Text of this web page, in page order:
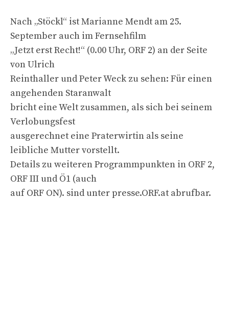
Nach „Stöckl“ ist Marianne Mendt am 25.
September auch im Fernsehfilm
„Jetzt erst Recht!“ (0.00 Uhr, ORF 2) an der Seite
von Ulrich
Reinthaller und Peter Weck zu sehen: Für einen
angehenden Staranwalt
bricht eine Welt zusammen, als sich bei seinem
Verlobungsfest
ausgerechnet eine Praterwirtin als seine
leibliche Mutter vorstellt.
Details zu weiteren Programmpunkten in ORF 2,
ORF III und Ö1 (auch
auf ORF ON). sind unter presse.ORF.at abrufbar.